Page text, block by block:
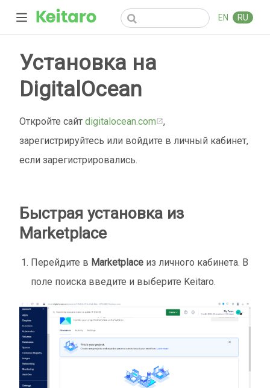
EN RU
Установка на
DigitalOcean
Откройте сайт digitalocean.com
,
зарегистрируйтесь или войдите в личный кабинет,
если зарегистрировались.
Быстрая установка из
Marketplace
Перейдите в Marketplace из личного кабинета. В
поле поиска введите и выберите Keitaro.